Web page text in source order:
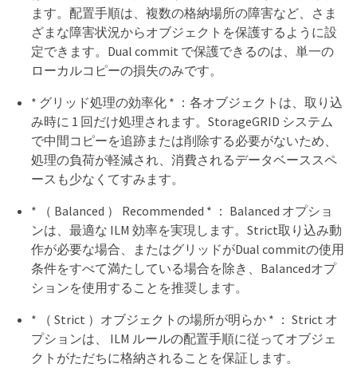
ます。配置手順は、複数の格納場所の障害など、さま
ざまな障害状況からオブジェクトを保護するように設
定できます。Dual commit で保護できるのは、単一の
ローカルコピーの損失のみです。
* グリッド処理の効率化 * ：各オブジェクトは、取り込
み時に 1 回だけ処理されます。StorageGRID システム
で中間コピーを追跡または削除する必要がないため、
処理の負荷が軽減され、消費されるデータベーススペ
ースも少なくてすみます。
* （ Balanced ） Recommended * ： Balanced オプショ
ンは、最適な ILM 効率を実現します。Strict取り込み動
作が必要な場合、またはグリッドがDual commitの使用
条件をすべて満たしている場合を除き、Balancedオプ
ションを使用することを推奨します。
* （ Strict ）オブジェクトの場所が明らか * ： Strict オ
プションは、 ILM ルールの配置手順に従ってオブジェ
クトがただちに格納されることを保証します。